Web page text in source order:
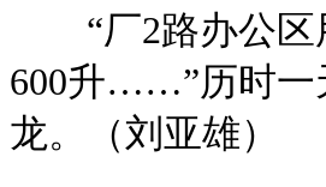
“厂2路办公区用
600升……”历时一
龙。（刘亚雄）